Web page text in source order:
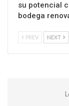
su potencial
bodega
PREV NEXT